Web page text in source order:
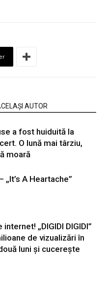
AUTOR
a fost huiduită la
O lună mai târziu,
moară
„It’s A Heartache”
„DIGIDI DIGIDI”
de vizualizări în
luni și cucerește